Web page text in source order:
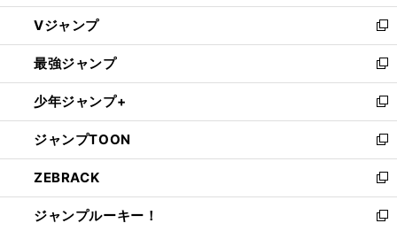
ウ
ィ
ン
ド
ウ
で
開
く
し
い
ウ
ィ
ン
ド
ウ
で
開
く
Vジャンプ
新
し
い
ウ
ィ
ン
ド
ウ
で
開
く
最強ジャンプ
新
し
い
ウ
ィ
ン
ド
ウ
で
少年ジャンプ+
新
し
い
ウ
ィ
ン
ド
ジャンプTOON
新
し
い
ウ
ィ
ZEBRACK
新
し
い
ジャンプルーキー！
新